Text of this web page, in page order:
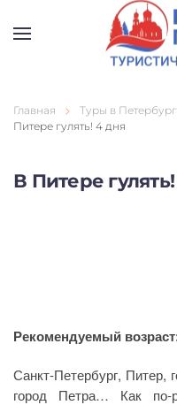
Перейти к
Главная Туры в Петербург
Питере гулять! 4 дня
В Питере
Рекомендуемый
Санкт-Петербург, Питер,
город Петра… Как по-